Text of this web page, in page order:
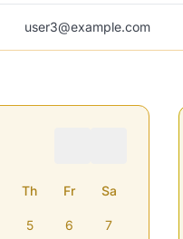
user3@example.com
Th Fr Sa
5 6 7